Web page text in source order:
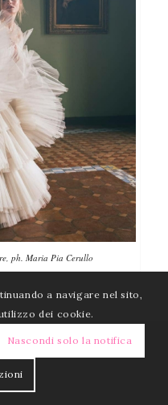
ph. Maria Pia Cerullo
privacy-cookie policy|
a navigare nel sito,
dei cookie.
Nascondi solo la notifica